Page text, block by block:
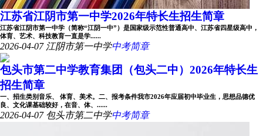
江苏省江阴市第一中学2026年特长生招生简章
江苏省江阴市第一中学（简称“江阴一中”）是国家级示范性普通高中、江苏省四星级高中，
体育、艺术、科技教育一直是学......
2026-04-07 江阴市第一中学中考简章
包头市第二中学教育集团（包头二中）2026年特长生
招生简章
一、招生类别音乐、 体育、美术。二、报考条件我市2026年应届初中毕业生，思想品德优
良、文化课基础较好，在音、体、......
2026-04-07 包头市第二中学中考简章